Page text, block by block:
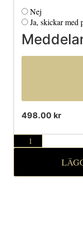
Nej
Ja, skickar med
498.00 kr